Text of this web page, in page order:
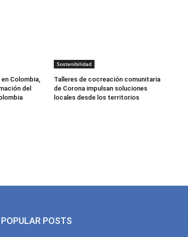
Colombia,
del
Sostenibilidad
Talleres de cocreación comunitaria
de Corona impulsan soluciones
locales desde los territorios
POPULAR POSTS